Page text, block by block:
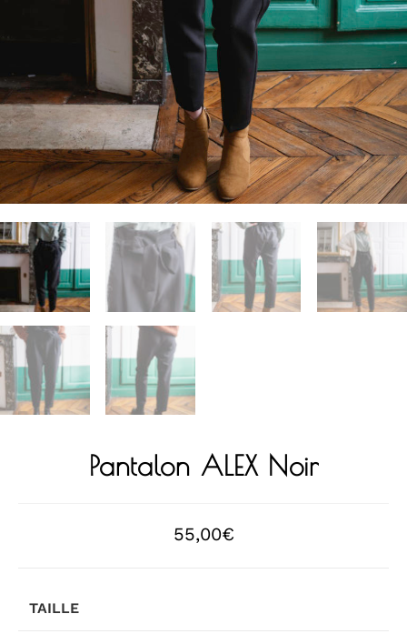
Pantalon ALEX Noir
55,00€
TAILLE